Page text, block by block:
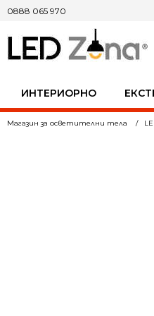
ИНТЕРИОРНО
0888 065 970
Магазин за осветителни тела